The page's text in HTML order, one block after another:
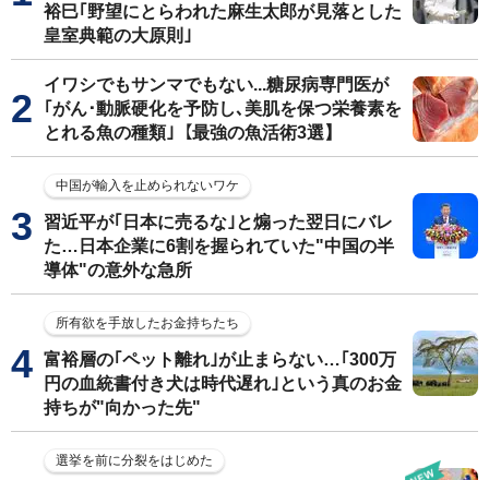
裕巳｢野望にとらわれた麻生太郎が見落とした
皇室典範の大原則｣
イワシでもサンマでもない...糖尿病専門医が
｢がん･動脈硬化を予防し､美肌を保つ栄養素を
とれる魚の種類｣【最強の魚活術3選】
中国が輸入を止められないワケ
習近平が｢日本に売るな｣と煽った翌日にバレ
た…日本企業に6割を握られていた"中国の半
導体"の意外な急所
所有欲を手放したお金持ちたち
富裕層の｢ペット離れ｣が止まらない…｢300万
円の血統書付き犬は時代遅れ｣という真のお金
持ちが"向かった先"
選挙を前に分裂をはじめた